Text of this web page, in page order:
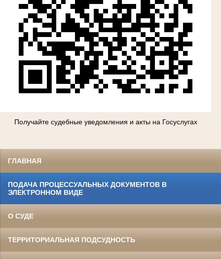
Получайте судебные уведомления и акты на Госуслугах
ГЛАВНАЯ
ПОДАЧА ПРОЦЕССУАЛЬНЫХ ДОКУМЕНТОВ В
ЭЛЕКТРОННОМ ВИДЕ
О СУДЕ
ТЕРРИТОРИАЛЬНАЯ ПОДСУДНОСТЬ